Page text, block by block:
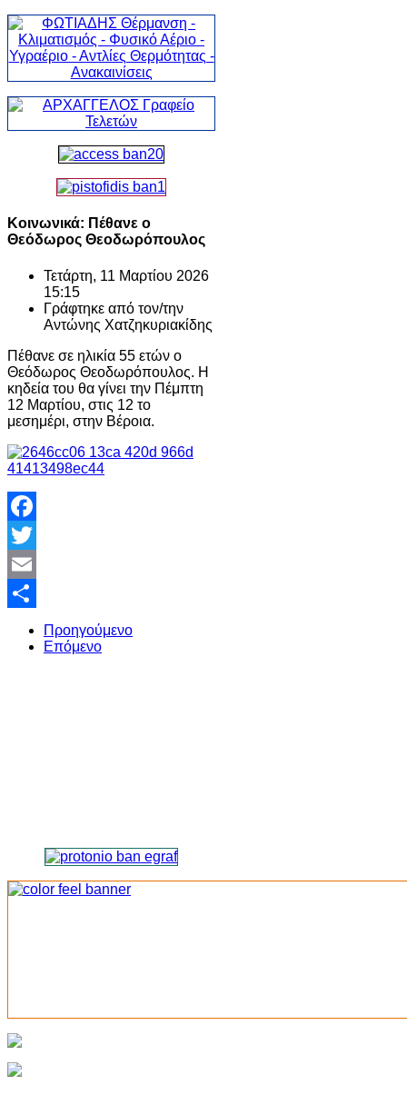
Κοινωνικά: Πέθανε ο
Θεόδωρος Θεοδωρόπουλος
Τετάρτη, 11 Μαρτίου 2026
15:15
Γράφτηκε από τον/την
Αντώνης Χατζηκυριακίδης
Πέθανε σε ηλικία 55 ετών ο
Θεόδωρος Θεοδωρόπουλος. Η
κηδεία του θα γίνει την Πέμπτη
12 Μαρτίου, στις 12 το
μεσημέρι, στην Βέροια.
Facebook
Twitter
Email
Share
Προηγούμενο
Επόμενο